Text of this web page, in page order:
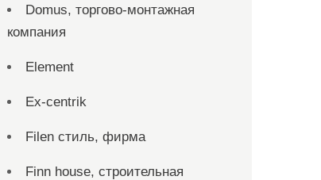
Domus, торгово-монтажная
компания
Element
Ex-centrik
Filen стиль, фирма
Finn house, строительная